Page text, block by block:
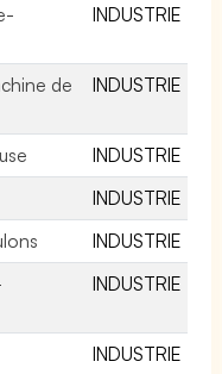
INDUSTRIE
de
INDUSTRIE
INDUSTRIE
INDUSTRIE
INDUSTRIE
INDUSTRIE
INDUSTRIE